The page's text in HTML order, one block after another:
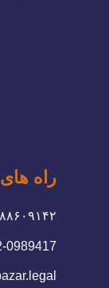
راه
۰۲۱-
0989417